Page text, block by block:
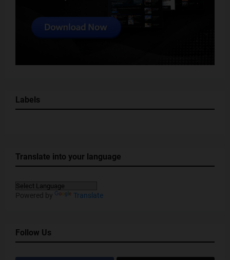
Labels
Translate into your language
Powered by Translate
Follow Us